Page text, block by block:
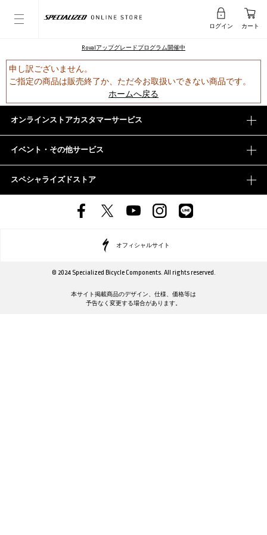
ログイン カート
Rovalアップグレードプログラム開催中
申し訳ございません。
ご指定の商品は販売終了か、ただ今お取扱いできない商品です。
ホームへ戻る
オンラインストアカスタマーサービス
イベント・その他サービス
スペシャライズドストア
オフィシャルサイト
© 2024 Specialized Bicycle Components. All rights reserved.
本サイト掲載商品のデザイン、仕様、価格等は
予告なく変更する場合があります。